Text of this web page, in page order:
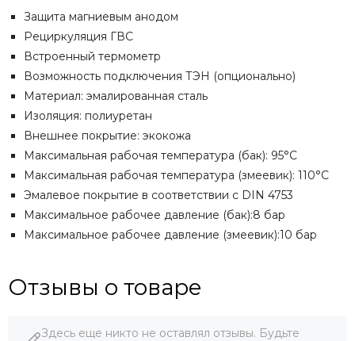
Защита магниевым анодом
Рециркуляция ГВС
Встроенный термометр
Возможность подключения ТЭН (опционально)
Материал: эмалированная сталь
Изоляция: полиуретан
Внешнее покрытие: экокожа
Максимальная рабочая температура (бак): 95°C
Максимальная рабочая температура (змеевик): 110°C
Эмалевое покрытие в соответствии с DIN 4753
Максимальное рабочее давление (бак):8 бар
Максимальное рабочее давление (змеевик):10 бар
Отзывы о товаре
Здесь еще никто не оставлял отзывы. Будьте